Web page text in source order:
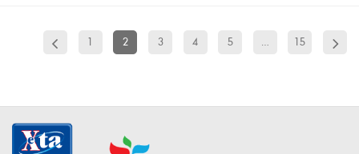
1 2 3 4 5 … 15